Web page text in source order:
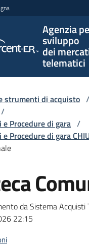
Agenzia
sviluppo
dei
telematici
per lo
sviluppo
telematici
strumenti di acquisto /
/
Procedure di gara /
Procedure di gara
da Sistema Acquisti
22:15